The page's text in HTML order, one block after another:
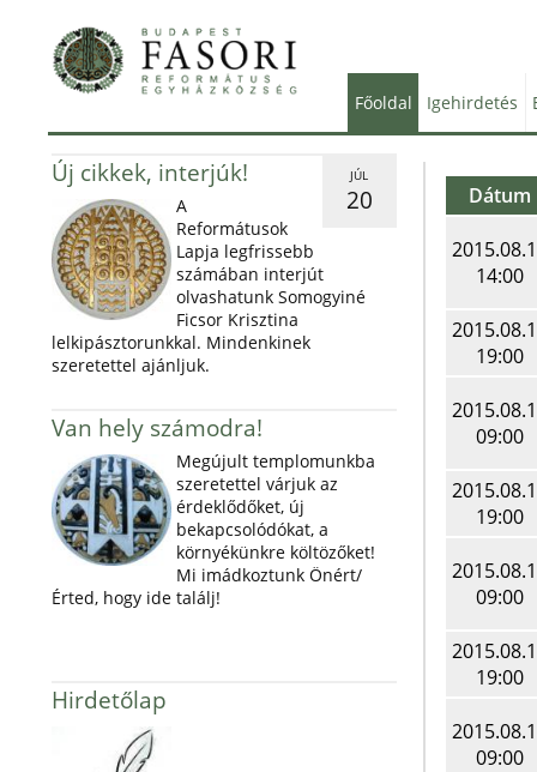
Főoldal Igehirdetés
JÚL
20
Új cikkek, interjúk!
A
Reformátusok
Lapja legfrissebb
számában interjút
olvashatunk Somogyiné
Ficsor Krisztina
lelkipásztorunkkal. Mindenkinek
szeretettel ajánljuk.
Van hely számodra!
Megújult templomunkba
szeretettel várjuk az
érdeklődőket, új
bekapcsolódókat, a
környékünkre költözőket!
Mi imádkoztunk Önért/
Érted, hogy ide találj!
Hirdetőlap
Dátum
14:00
19:00
09:00
19:00
09:00
19:00
09:00